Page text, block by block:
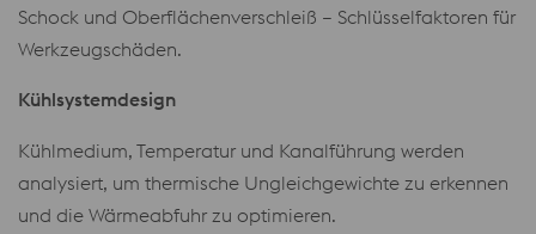
Schock und Oberflächenverschleiß – Schlüsselfaktoren für
Werkzeugschäden.
Kühlsystemdesign
Kühlmedium, Temperatur und Kanalführung werden
analysiert, um thermische Ungleichgewichte zu erkennen
und die Wärmeabfuhr zu optimieren.